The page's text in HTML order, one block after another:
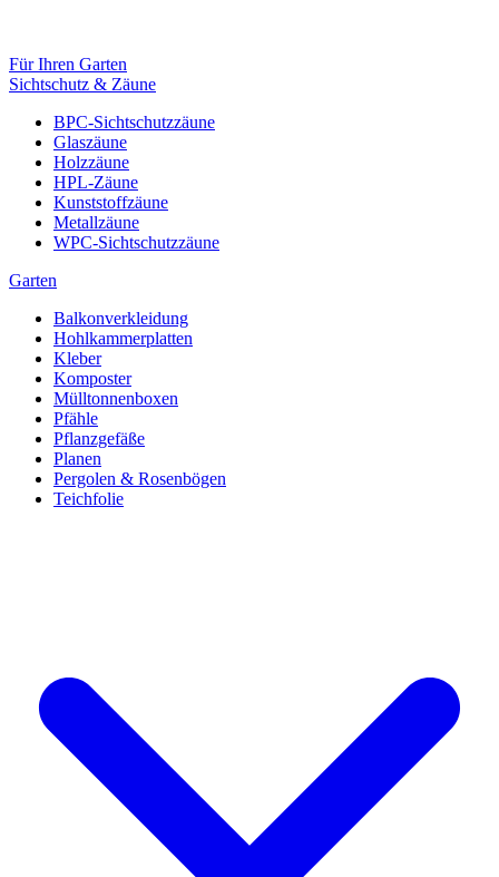
Für Ihren Garten
Sichtschutz & Zäune
BPC-Sichtschutzzäune
Glaszäune
Holzzäune
HPL-Zäune
Kunststoffzäune
Metallzäune
WPC-Sichtschutzzäune
Garten
Balkonverkleidung
Hohlkammerplatten
Kleber
Komposter
Mülltonnenboxen
Pfähle
Pflanzgefäße
Planen
Pergolen & Rosenbögen
Teichfolie